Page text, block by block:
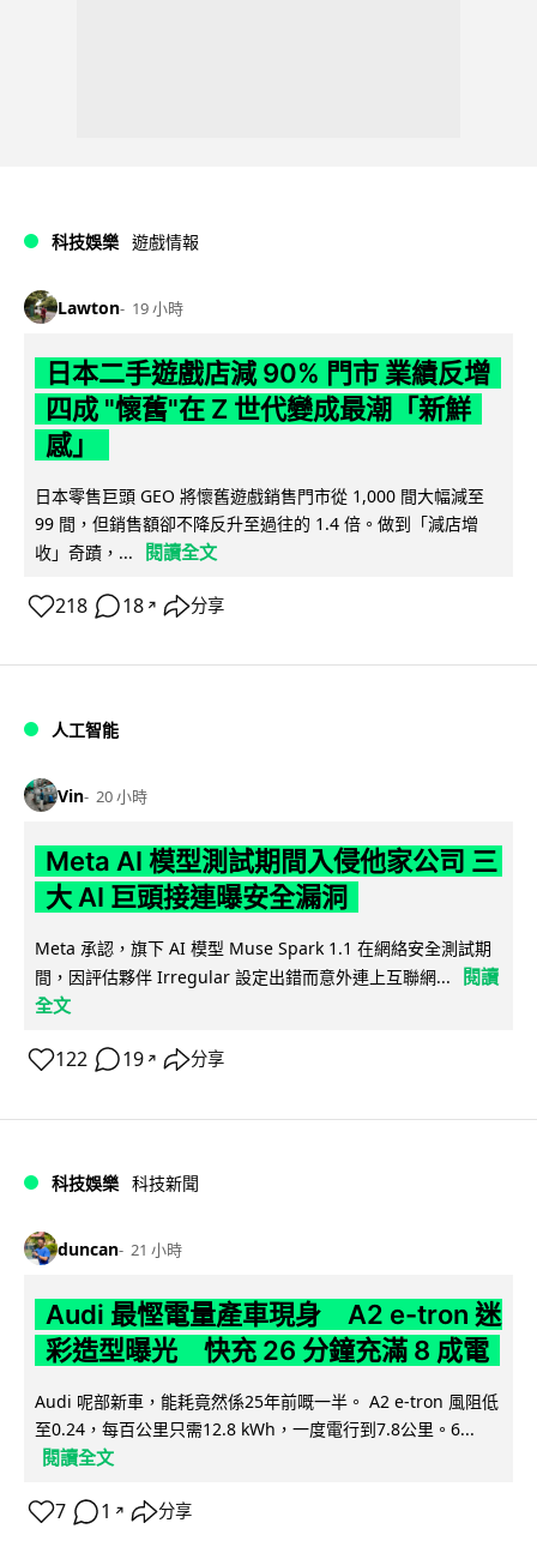
科技娛樂 遊戲情報
Lawton 19 小時
日本二手遊戲店減 90% 門市 業績反增
四成 "懷舊"在 Z 世代變成最潮「新鮮
感」
日本零售巨頭 GEO 將懷舊遊戲銷售門市從 1,000 間大幅減至
99 間，但銷售額卻不降反升至過往的 1.4 倍。做到「減店增
收」奇蹟，...
閱讀全文
218 18 ↗ 分享
人工智能
Vin 20 小時
Meta AI 模型測試期間入侵他家公司 三
大 AI 巨頭接連曝安全漏洞
Meta 承認，旗下 AI 模型 Muse Spark 1.1 在網絡安全測試期
間，因評估夥伴 Irregular 設定出錯而意外連上互聯網...
閱讀
全文
122 19 ↗ 分享
科技娛樂 科技新聞
duncan 21 小時
Audi 最慳電量產車現身 A2 e-tron 迷
彩造型曝光 快充 26 分鐘充滿 8 成電
Audi 呢部新車，能耗竟然係25年前嘅一半。 A2 e-tron 風阻低
至0.24，每百公里只需12.8 kWh，一度電行到7.8公里。6...
閱讀全文
7 1 ↗ 分享